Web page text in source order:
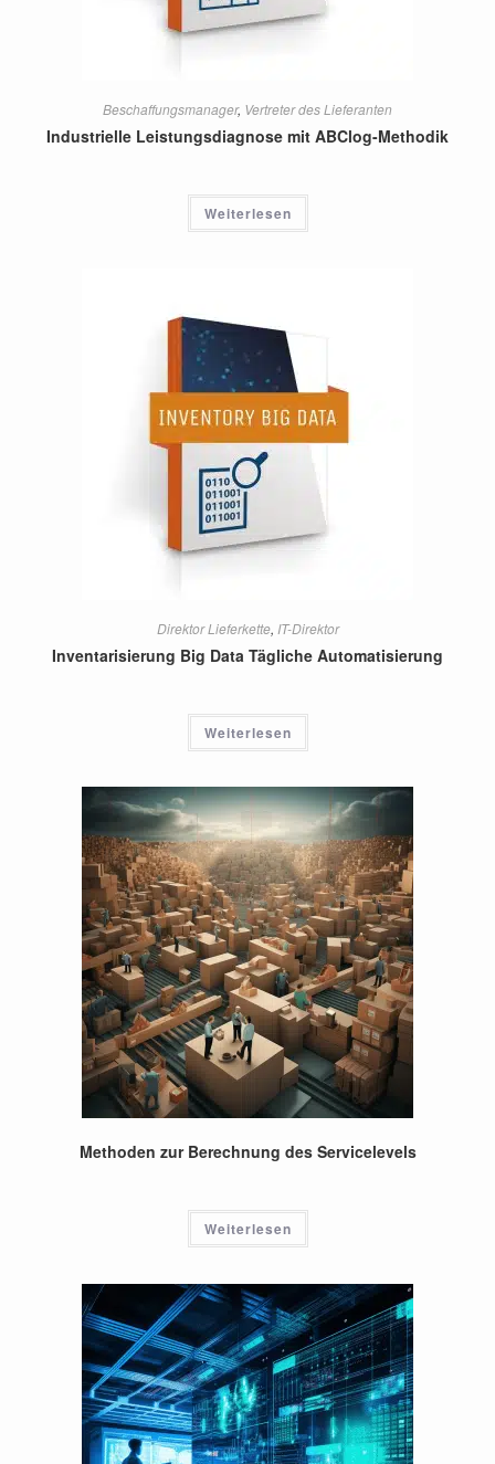
Beschaffungsmanager, Vertreter des Lieferanten
Industrielle Leistungsdiagnose mit ABClog-Methodik
Weiterlesen
Direktor Lieferkette, IT-Direktor
Inventarisierung Big Data Tägliche Automatisierung
Weiterlesen
Methoden zur Berechnung des Servicelevels
Weiterlesen